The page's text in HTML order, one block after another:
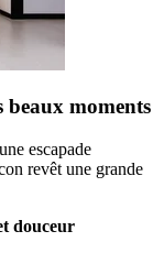
beaux moments
escapade
revêt une grande
douceur